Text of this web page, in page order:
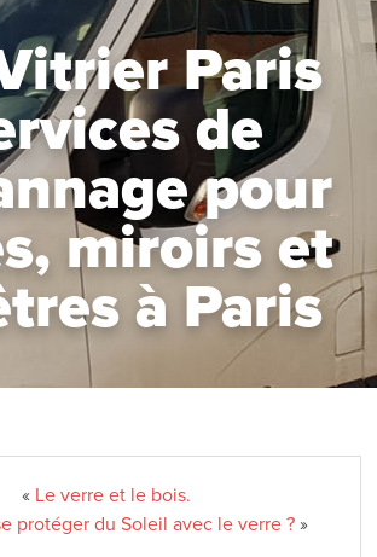
Paris
de
pour
miroirs et
à Paris
« Le verre et le bois.
protéger du Soleil avec le verre ?»